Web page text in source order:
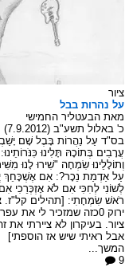
ציור
על נהרות בבל
מאת הבעטליר החמישי
כ' באלול תשע"ב (7.9.2012)
בס"ד עַל נַהֲרוֹת בָּבֶל שָׁם
עֲרָבִים בְּתוֹכָהּ תָּלִינוּ
וְתוֹלָלֵינוּ שִׂמְחָה "שִׁירוּ לָנוּ
ציור. בעיקרון לא ציירתי
אבל ראיתי שיש אז הוספתי]
המשך...
9